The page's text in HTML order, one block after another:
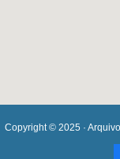
Copyright © 2025 ·